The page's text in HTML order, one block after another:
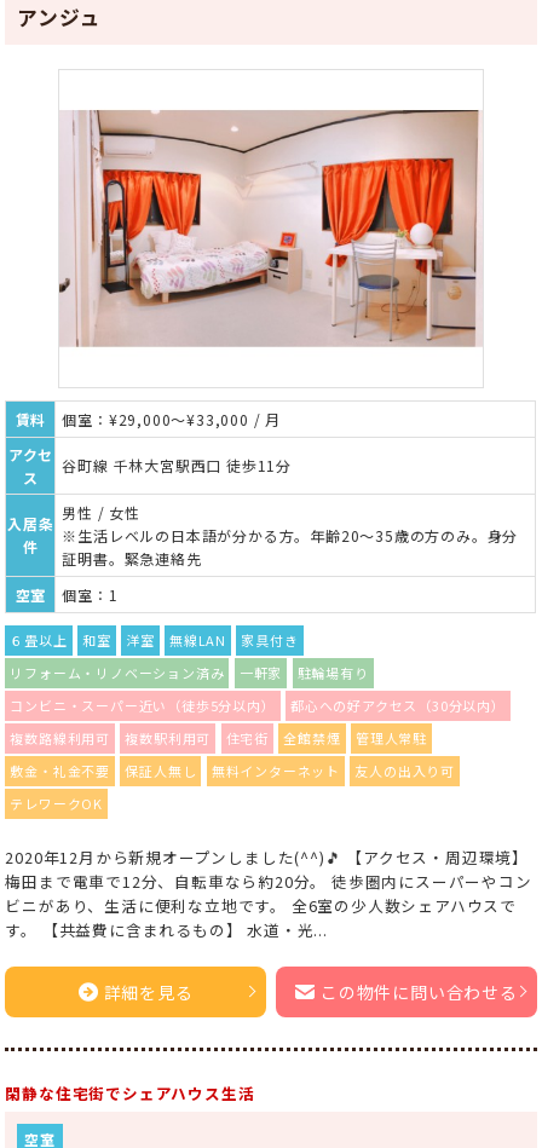
アンジュ
賃料
個室：¥29,000～¥33,000 / 月
アクセ
ス
谷町線 千林大宮駅西口 徒歩11分
入居条
件
男性 / 女性
※生活レベルの日本語が分かる方。年齢20～35歳の方のみ。身分
証明書。緊急連絡先
空室
個室：1
６畳以上 和室 洋室 無線LAN
家具付き
リフォーム・リノベーション済み
一軒家
駐輪場有り
コンビニ・スーパー近い（徒歩5分以内）
都心への好アクセス（30分以内）
複数路線利用可
複数駅利用可 住宅街 全館禁煙
管理人常駐
敷金・礼金不要
保証人無し 無料インターネット
友人の出入り可
テレワークOK
2020年12月から新規オープンしました(^^)🎵 【アクセス・周辺環境】
梅田まで電車で12分、自転車なら約20分。 徒歩圏内にスーパーやコン
ビニがあり、生活に便利な立地です。 全6室の少人数シェアハウスで
す。 【共益費に含まれるもの】 水道・光...
詳細を見る この物件に問い合わせる
閑静な住宅街でシェアハウス生活
空室